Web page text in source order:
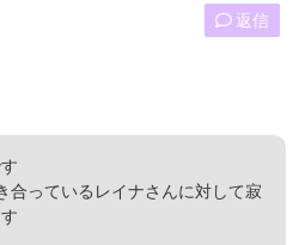
返信
合っているレイナさんに対して寂